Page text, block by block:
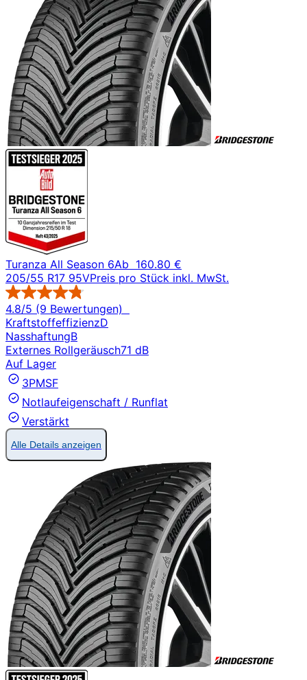
Turanza All Season 6Ab 160.80 €
205/55 R17 95VPreis pro Stück inkl. MwSt.
4.8/5 (9 Bewertungen)
KraftstoffeffizienzD
NasshaftungB
Externes Rollgeräusch71 dB
Auf Lager
3PMSF
Notlaufeigenschaft / Runflat
Verstärkt
Alle Details anzeigen